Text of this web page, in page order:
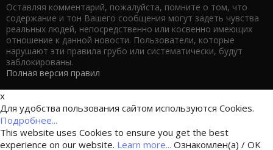
Оставляя комментарий, пожалуйста, помните о том, что
содержание и тон Вашего сообщения могут задеть чувства
реальных людей, непосредственно или косвенно имеющих
отношение к данной новости. Пользователи, которые
нарушают эти правила грубо или систематически, будут
заблокированы.
Полная версия правил
x
Для удобства пользования сайтом используются Cookies.
Подробнее...
This website uses Cookies to ensure you get the best
experience on our website. Learn more... Ознакомлен(а) / OK